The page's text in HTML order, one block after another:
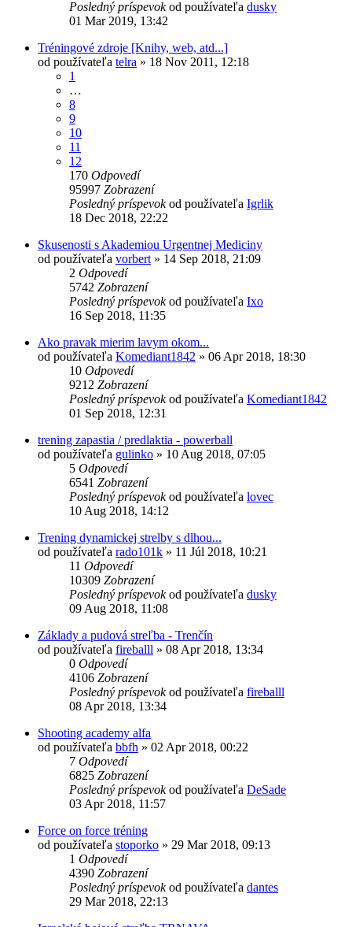
Posledný príspevokod používateľa dusky
01 Mar 2019, 13:42
Tréningové zdroje [Knihy, web, atd...]
od používateľa telra » 18 Nov 2011, 12:18
1
…
8
9
10
11
12
170 Odpovedí
95997 Zobrazení
Posledný príspevokod používateľa Igrlik
18 Dec 2018, 22:22
Skusenosti s Akademiou Urgentnej Mediciny
od používateľa vorbert » 14 Sep 2018, 21:09
2 Odpovedí
5742 Zobrazení
Posledný príspevokod používateľa Ixo
16 Sep 2018, 11:35
Ako pravak mierim lavym okom...
od používateľa Komediant1842 » 06 Apr 2018, 18:30
10 Odpovedí
9212 Zobrazení
Posledný príspevokod používateľa Komediant1842
01 Sep 2018, 12:31
trening zapastia / predlaktia - powerball
od používateľa gulinko » 10 Aug 2018, 07:05
5 Odpovedí
6541 Zobrazení
Posledný príspevokod používateľa lovec
10 Aug 2018, 14:12
Trening dynamickej strelby s dlhou...
od používateľa rado101k » 11 Júl 2018, 10:21
11 Odpovedí
10309 Zobrazení
Posledný príspevokod používateľa dusky
09 Aug 2018, 11:08
Základy a pudová streľba - Trenčín
od používateľa fireballl » 08 Apr 2018, 13:34
0 Odpovedí
4106 Zobrazení
Posledný príspevokod používateľa fireballl
08 Apr 2018, 13:34
Shooting academy alfa
od používateľa bbfh » 02 Apr 2018, 00:22
7 Odpovedí
6825 Zobrazení
Posledný príspevokod používateľa DeSade
03 Apr 2018, 11:57
Force on force tréning
od používateľa stoporko » 29 Mar 2018, 09:13
1 Odpovedí
4390 Zobrazení
Posledný príspevokod používateľa dantes
29 Mar 2018, 22:13